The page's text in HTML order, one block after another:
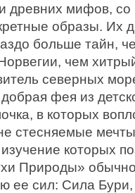
древних мифов,
образы. Их
больше тайн,
чем
северных
фея из
в которых
стесняемые
которых
Природы»
ее сил: Сила